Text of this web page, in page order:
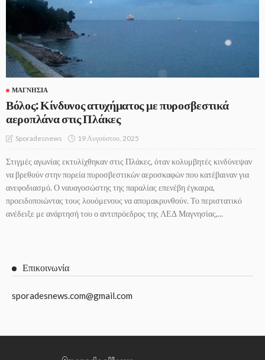
ΜΑΓΝΗΣΊΑ
Βόλος: Κίνδυνος ατυχήματος με πυροσβεστικά
αεροπλάνα στις Πλάκες
Sporadesnews 19 Αυγούστου, 2025
Στιγμές αγωνίας εκτυλίχθηκαν στις Πλάκες, όταν κολυμβητές κινδύνεψαν
να βρεθούν στην πορεία πυροσβεστικών αεροσκαφών που κατέβαιναν για
ανεφοδιασμό. Ο ναυαγοσώστης της παραλίας επενέβη έγκαιρα,
προειδοποιώντας τους λουόμενους να απομακρυνθούν. Το περιστατικό
ανέδειξε με ανάρτησή του ο αντιπρόεδρος της ΛΕΔ Μαγνησίας,...
Επικοινωνία
sporadesnews.com@gmail.com